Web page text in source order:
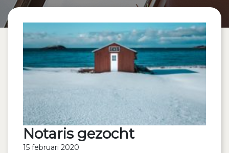
Notaris gezocht
15 februari 2020